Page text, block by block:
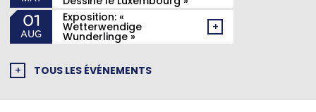
01
AUG
Exposition: «
Wetterwendige
Wunderlinge »
+
+ TOUS LES ÉVÉNEMENTS